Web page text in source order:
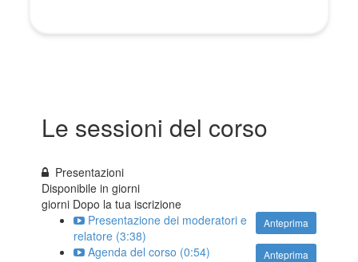
Le sessioni del corso
Presentazioni
Disponibile ingiorni
giorni Dopo la tua iscrizione
Anteprima
Presentazione dei moderatori e
relatore (3:38)
Anteprima
Agenda del corso (0:54)